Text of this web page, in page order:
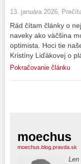
13. januára 2026,
Rád čítam články o
naveky ako väčšina
optimista. Hoci tie
Kristíny Liďákovej o
Pokračovanie článku
moechus
moechus.blog.pravda.sk
Len